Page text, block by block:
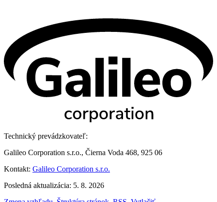
Technický prevádzkovateľ:
Galileo Corporation s.r.o., Čierna Voda 468, 925 06
Kontakt: Galileo Corporation s.r.o.
Posledná aktualizácia: 5. 8. 2026